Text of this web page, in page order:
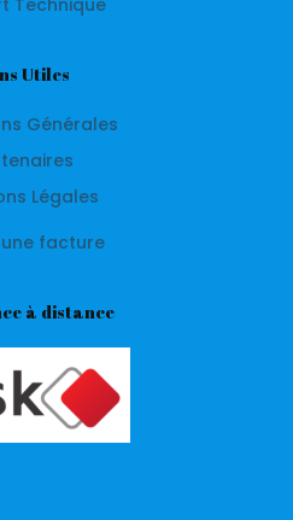
Utiles
Générales
Légales
facture
à distance